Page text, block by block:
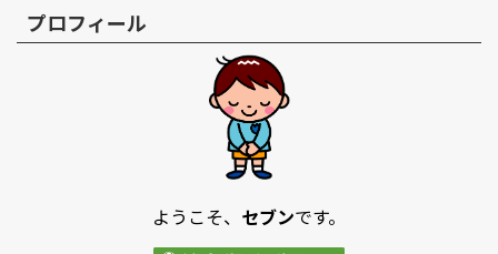
プロフィール
ようこそ、 セブンです。